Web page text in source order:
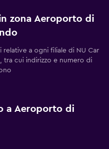
zona Aeroporto di
a ogni filiale di NU Car
cui indirizzo e numero di
a Aeroporto di